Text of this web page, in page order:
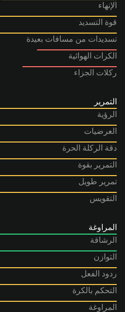
الإنهاء
قوة التسديد
تسديدات من مسافات بعيدة
الكرات الهوائية
ركلات الجزاء
التمرير
الرؤية
العرضيات
دقة الركلة الحرة
التمرير بقوة
تمرير طويل
التقويس
المراوغة
الرشاقة
التوازن
ردود الفعل
التحكم بالكرة
المراوغة